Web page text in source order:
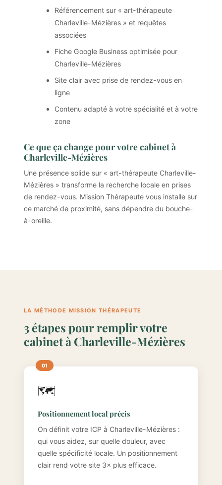
Référencement sur « art-thérapeute
Charleville-Mézières » et requêtes
associées
Fiche Google Business optimisée pour
Charleville-Mézières
Site clair avec prise de rendez-vous en
ligne
Contenu adapté à votre spécialité et à votre
zone
Ce que ça change pour votre cabinet à
Charleville-Mézières
Une présence solide sur « art-thérapeute Charleville-
Mézières » transforme la recherche locale en prises
de rendez-vous. Mission Thérapeute vous installe sur
ce marché de proximité, sans dépendre du bouche-
à-oreille.
LA MÉTHODE MISSION THÉRAPEUTE
3 étapes pour remplir votre
cabinet à Charleville-Mézières
🗺️
Positionnement local précis
On définit votre ICP à Charleville-Mézières :
qui vous aidez, sur quelle douleur, avec
quelle spécificité locale. Un positionnement
clair rend votre site 3× plus efficace.